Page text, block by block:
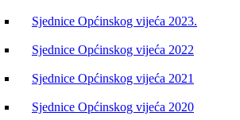
Sjednice Općinskog vijeća 2023.
Sjednice Općinskog vijeća 2022
Sjednice Općinskog vijeća 2021
Sjednice Općinskog vijeća 2020